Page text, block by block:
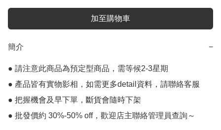
加至購物車
簡介 −
● 請注意此商品為預定型商品，需等候2-3星期
● 產品皆有實物影相，如需更多detail資料，請聯絡客服
● 把握機會及早下單，斷貨會隨時下架
● 批發價約 30%-50% off，歡迎店主聯絡管理員查詢～